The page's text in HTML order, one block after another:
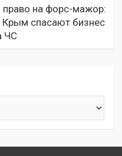
на форс-мажор:
Крым спасают бизнес
ЧС